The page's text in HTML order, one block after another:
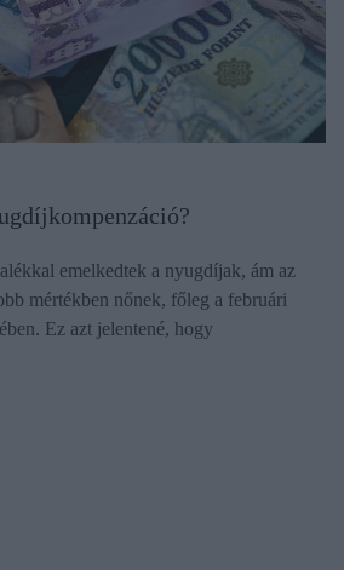
emelkedtek a nyugdíjak, ám az
mértékben nőnek, főleg a februári
Ez azt jelentené, hogy